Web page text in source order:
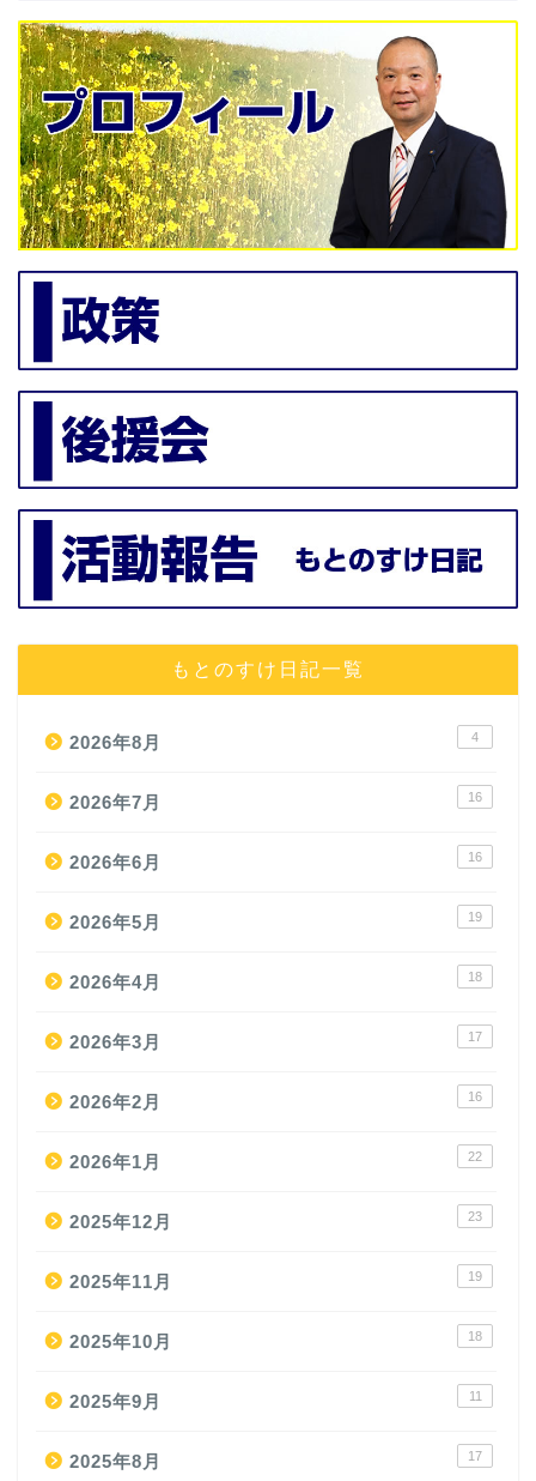
もとのすけ日記一覧
2026年8月 4
2026年7月 16
2026年6月 16
2026年5月 19
2026年4月 18
2026年3月 17
2026年2月 16
2026年1月 22
2025年12月 23
2025年11月 19
2025年10月 18
2025年9月 11
2025年8月 17